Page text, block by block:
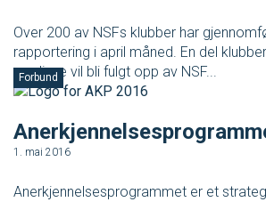
Over 200 av NSFs klubber har
rapportering i april måned. En del
og disse vil bli fulgt opp av NSF...
Forbund
1. mai 2016
Anerkjennelsesprogrammet er et